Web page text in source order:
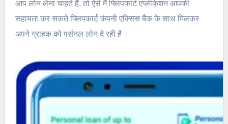
आप लोन लेना चाहते हैं. तो ऐसे मैं फ्लिपकार्ट एप्लीकेशन आपकी
सहायता कर सकते फ्लिपकार्ट कंपनी एक्सिस बैंक के साथ मिलकर
अपने ग्राहक को पर्सनल लोन दे रही है ।